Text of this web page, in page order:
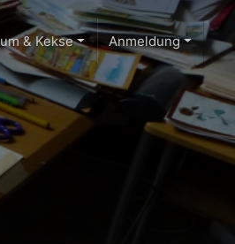
& Kekse Anmeldung